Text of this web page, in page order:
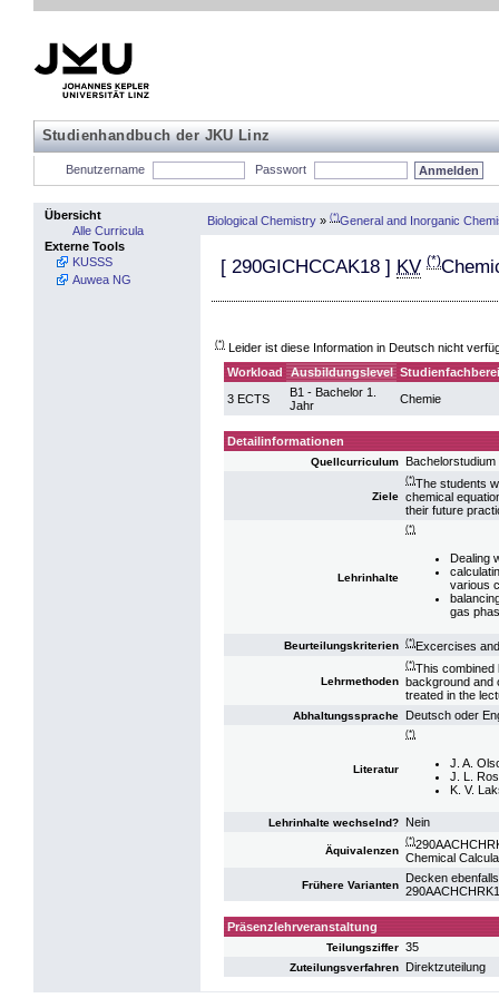
Studienhandbuch der JKU Linz
Benutzername Passwort
Übersicht
Alle Curricula
Externe Tools
KUSSS
Auwea NG
Biological Chemistry » (*)General and Inorganic
[ 290GICHCCAK18 ] KV (*)
(*) Leider ist diese Information in Deutsch nicht
Workload
Ausbildungslevel
3 ECTS
B1 - Bachelor 1.
Jahr
Chemie
Detailinformationen
Quellcurriculum
Ziele
(*)The students
chemical
their future
Lehrinhalte
(*)
Dealing
various
gas
Beurteilungskriterien (*)Excercises
Lehrmethoden
(*)This combined
background and
treated in the
Abhaltungssprache Deutsch oder
Literatur
(*)
J. A.
J. L.
K. V.
Lehrinhalte wechselnd? Nein
Äquivalenzen
(*)
Chemical
Frühere Varianten
Decken
Präsenzlehrveranstaltung
Teilungsziffer 35
Zuteilungsverfahren Direktzuteilung